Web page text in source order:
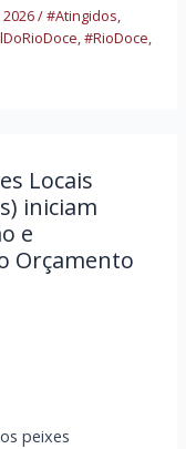
2026/#Atingidos,
,#RioDoce,
Locais
iniciam
e
Orçamento
peixes